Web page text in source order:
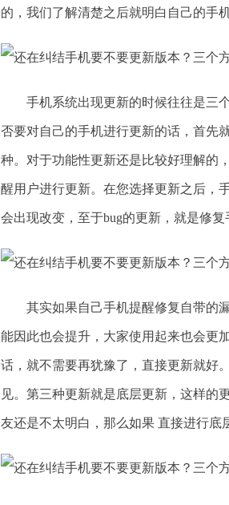
的，我们了解清楚之后就明白自己的手
手机系统出现更新的时候往往是三
否要对自己的手机进行更新的话，首先
种。对于功能性更新还是比较好理解的
醒用户进行更新。在您选择更新之后，
会出现改变，至于bug的更新，就是修
其实如果自己手机提醒修复自带的
能因此也会提升，大家使用起来也会更
话，就不需要再犹豫了，直接更新就好
见。第三种更新就是底层更新，这样的
友还是不太明白，那么如果 直接进行底